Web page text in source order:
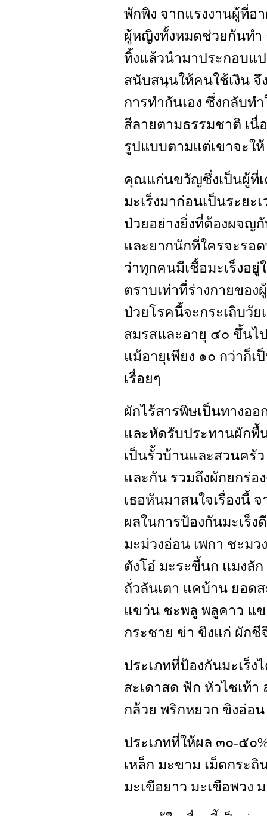
พักพิง จากแรงงานผู้ที่อ
ผู้หญิงทั้งหมดช่วยกันทำ
ทิ้งแล้วนำมาประกอบแ
สนับสนุนให้คนใช้เงิน จึ
การทำกันเอง ซึ่งกลับท
สีลายตามธรรมชาติ เนื่
รูปแบบตามแต่เขาจะให้
คุณแก่นขวัญซึ่งเป็นผู้ที่
มะเร็งมาก่อนเป็นระยะ
ป่วยอย่างยิ่งที่ต้องผจญ
และยากนักที่ใครจะรอ
ว่าทุกคนมีเชื้อมะเร็งอยู่
ตราบเท่าที่ร่างกายขอ
ป่วยโรคนี้จะกระเถิบวั
สมรสและอายุ ๔๐ ขึ้นไ
แม้อายุเพียง ๑๐ กว่าก็
เรื่อยๆ
ผักไร้สารพิษเป็นทางอ
และหัดรับประทานผักพื้
เป็นรั้วบ้านและสวนครั
และกัน รวมถึงผักยกร่อ
เธอหันมาสนใจเรื่องนี้
ผลในการป้องกันมะเร็
มะม่วงอ่อน เพกา ชะม
ตังโอ๋ มะระขี้นก แมงลั
ถั่วลันเตา แคบ้าน ยอด
แขว่น ชะพลู พลูคาว แ
กระชาย ข่า ขิงแก่ ผักชี
ประเภทที่ป้องกันมะเร็
สะเดาสด ฟัก หัวไชเท้
กล้วย พริกหยวก ขิงอ่อ
ประเภทที่ให้ผล ๓๐-๕๐
เหล็ก มะขาม เม็ดกระถิ
มะเขือยาว มะเขือพวง